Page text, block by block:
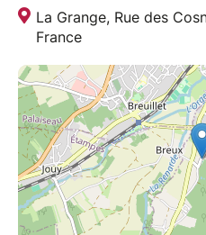
N’oubliez pas vos cartes
positive : les affaires se
La Grange, Rue des
France